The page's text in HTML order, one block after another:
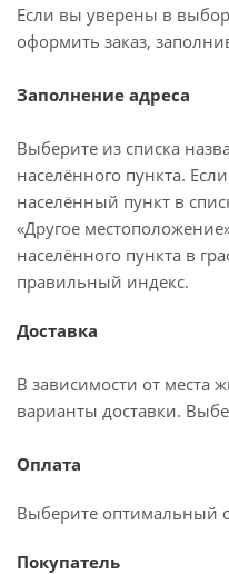
Если вы уверены в
оформить заказ,
Заполнение адреса
Выберите из списка
населённого пункта.
населённый пункт в
«Другое
населённого пункта в
правильный индекс.
Доставка
В зависимости от места
варианты доставки.
Оплата
Выберите оптимальный
Покупатель